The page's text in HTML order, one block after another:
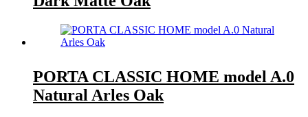
PORTA CLASSIC HOME model A.0
Natural Arles Oak